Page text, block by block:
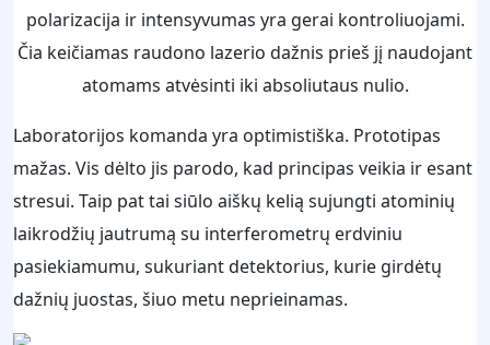
polarizacija ir intensyvumas yra gerai kontroliuojami.
Čia keičiamas raudono lazerio dažnis prieš jį naudojant
atomams atvėsinti iki absoliutaus nulio.
Laboratorijos komanda yra optimistiška. Prototipas
mažas. Vis dėlto jis parodo, kad principas veikia ir esant
stresui. Taip pat tai siūlo aiškų kelią sujungti atominių
laikrodžių jautrumą su interferometrų erdviniu
pasiekiamumu, sukuriant detektorius, kurie girdėtų
dažnių juostas, šiuo metu neprieinamas.